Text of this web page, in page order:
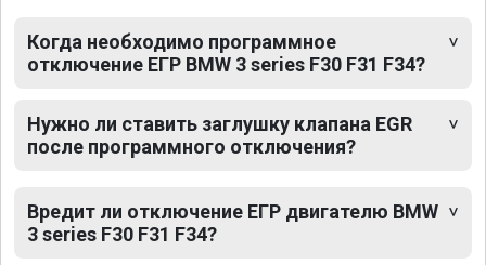
Когда необходимо программное
отключение ЕГР BMW 3 series F30 F31 F34?
Нужно ли ставить заглушку клапана EGR
после программного отключения?
Вредит ли отключение ЕГР двигателю BMW
3 series F30 F31 F34?